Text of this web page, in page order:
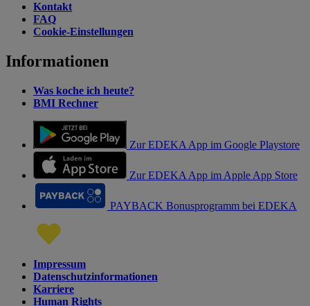
Kontakt
FAQ
Cookie-Einstellungen
Informationen
Was koche ich heute?
BMI Rechner
Zur EDEKA App im Google Playstore
Zur EDEKA App im Apple App Store
PAYBACK Bonusprogramm bei EDEKA
Impressum
Datenschutzinformationen
Karriere
Human Rights